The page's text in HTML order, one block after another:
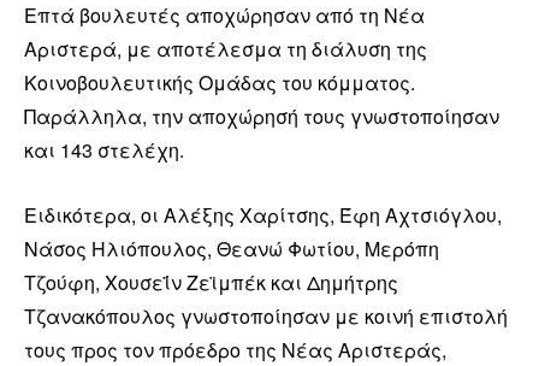
Επτά βουλευτές αποχώρησαν από τη Νέα
Αριστερά, με αποτέλεσμα τη διάλυση της
Κοινοβουλευτικής Ομάδας του κόμματος.
Παράλληλα, την αποχώρησή τους γνωστοποίησαν
και 143 στελέχη.
Ειδικότερα, οι Αλέξης Χαρίτσης, Έφη Αχτσιόγλου,
Νάσος Ηλιόπουλος, Θεανώ Φωτίου, Μερόπη
Τζούφη, Χουσεΐν Ζεϊμπέκ και Δημήτρης
Τζανακόπουλος γνωστοποίησαν με κοινή επιστολή
τους προς τον πρόεδρο της Νέας Αριστεράς,